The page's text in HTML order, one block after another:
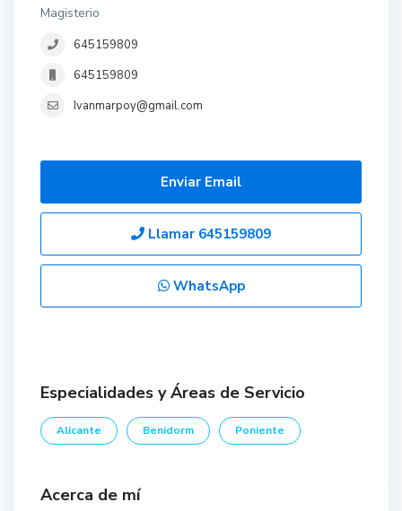
Magisterio
645159809
645159809
Ivanmarpoy@gmail.com
Enviar Email
Llamar 645159809
WhatsApp
Especialidades y Áreas de Servicio
Alicante Benidorm Poniente
Acerca de mí